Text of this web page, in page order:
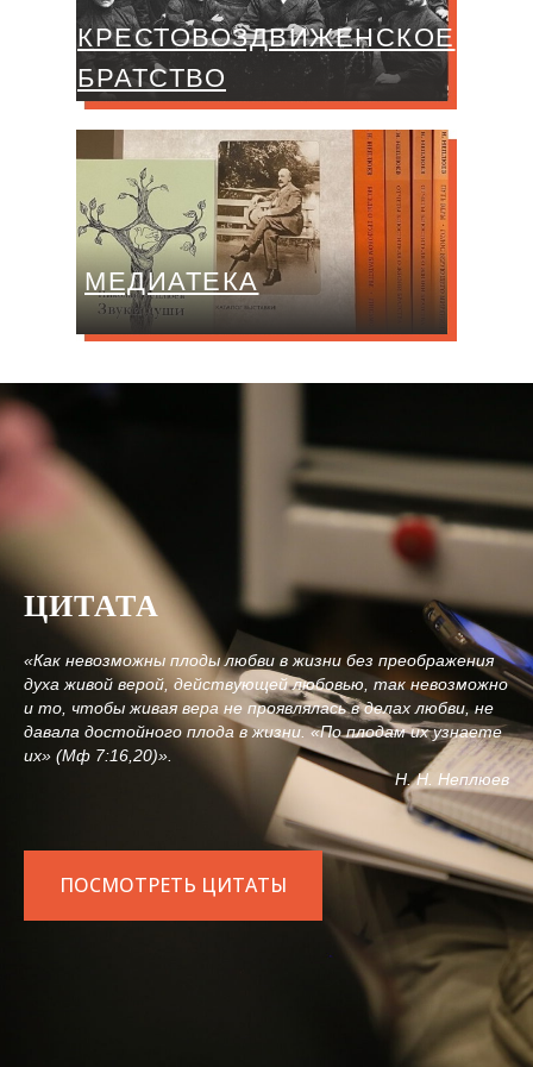
КРЕСТОВОЗДВИЖЕНСКОЕ
БРАТСТВО
МЕДИАТЕКА
ЦИТАТА
«Как невозможны плоды любви в жизни без преображения
духа живой верой, действующей любовью, так невозможно
и то, чтобы живая вера не проявлялась в делах любви, не
давала достойного плода в жизни. «По плодам их узнаете
их» (Мф 7:16,20)».
Н. Н. Неплюев
ПОСМОТРЕТЬ ЦИТАТЫ